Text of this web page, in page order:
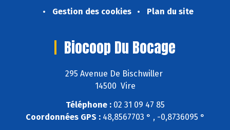
Gestion des cookies
Plan du site
Biocoop Du Bocage
295 Avenue De Bischwiller
14500 Vire
Téléphone :02 31 09 47 85
Coordonnées GPS :48,8567703 ° , -0,8736095 °